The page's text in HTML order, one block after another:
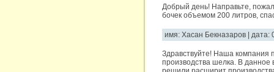
Добрый день! Направьте,
бочек объемом 200 литров,
имя: Хасан Бекназаров | дата:
Здравствуйте! Наша компания
производства шелка. В